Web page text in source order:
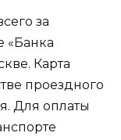
за
«Банка
Карта
проездного
Для оплаты